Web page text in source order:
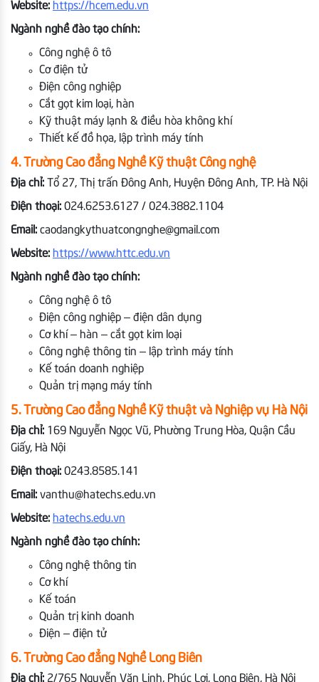
Website: https://hcem.edu.vn
Ngành nghề đào tạo chính:
Công nghệ ô tô
Cơ điện tử
Điện công nghiệp
Cắt gọt kim loại, hàn
Kỹ thuật máy lạnh & điều hòa không khí
Thiết kế đồ họa, lập trình máy tính
4. Trường Cao đẳng Nghề Kỹ thuật Công nghệ
Địa chỉ: Tổ 27, Thị trấn Đông Anh, Huyện Đông Anh, TP. Hà Nội
Điện thoại: 024.6253.6127 / 024.3882.1104
Email: caodangkythuatcongnghe@gmail.com
Website: https://www.httc.edu.vn
Ngành nghề đào tạo chính:
Công nghệ ô tô
Điện công nghiệp – điện dân dụng
Cơ khí – hàn – cắt gọt kim loại
Công nghệ thông tin – lập trình máy tính
Kế toán doanh nghiệp
Quản trị mạng máy tính
5. Trường Cao đẳng Nghề Kỹ thuật và Nghiệp vụ Hà Nội
Địa chỉ: 169 Nguyễn Ngọc Vũ, Phường Trung Hòa, Quận Cầu
Giấy, Hà Nội
Điện thoại: 0243.8585.141
Email: vanthu@hatechs.edu.vn
Website: hatechs.edu.vn
Ngành nghề đào tạo chính:
Công nghệ thông tin
Cơ khí
Kế toán
Quản trị kinh doanh
Điện – điện tử
6. Trường Cao đẳng Nghề Long Biên
Địa chỉ: 2/765 Nguyễn Văn Linh, Phúc Lợi, Long Biên, Hà Nội